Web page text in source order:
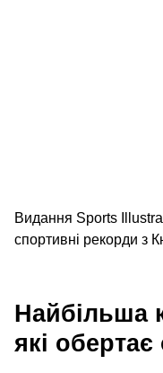
Видання Sports
спортивні рекорди з
Найбільша
які